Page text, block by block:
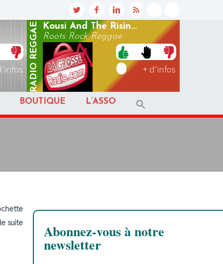
RADIO
REGGAE
Kousi And The Risin...
Roots Rock Reggae
+ d'infos
BOUTIQUE L’ASSO
suite
Abonnez-vous à notre
newsletter